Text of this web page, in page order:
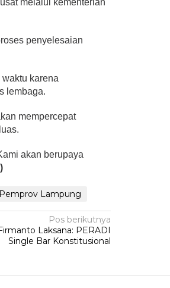
penyelesaian
karena
lembaga.
mempercepat
akan berupaya
Lampung
Pos berikutnya
Laksana: PERADI
Single Bar Konstitusional